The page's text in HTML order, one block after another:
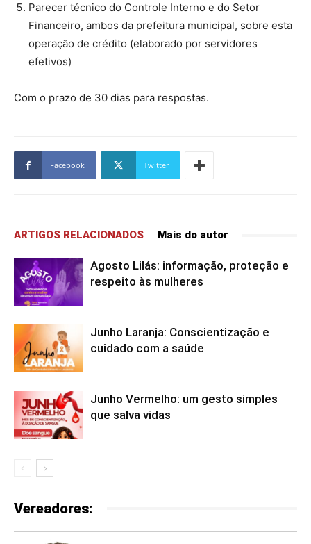
Parecer técnico do Controle Interno e do Setor
Financeiro, ambos da prefeitura municipal, sobre esta
operação de crédito (elaborado por servidores
efetivos)
Com o prazo de 30 dias para respostas.
Facebook Twitter
ARTIGOS RELACIONADOS Mais do autor
Agosto Lilás: informação, proteção e
respeito às mulheres
Junho Laranja: Conscientização e
cuidado com a saúde
Junho Vermelho: um gesto simples
que salva vidas
Vereadores: